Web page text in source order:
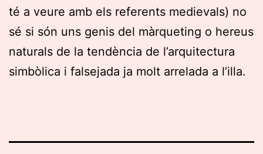
té a veure amb els referents medievals) no
sé si són uns genis del màrqueting o hereus
naturals de la tendència de l’arquitectura
simbòlica i falsejada ja molt arrelada a l’illa.